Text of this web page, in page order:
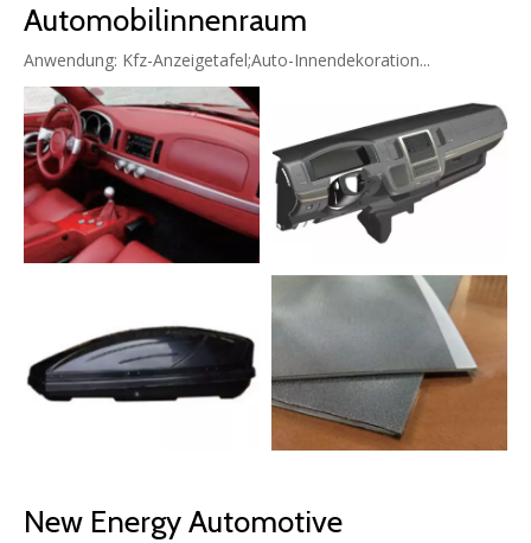
Automobilinnenraum
Anwendung: Kfz-Anzeigetafel;Auto-Innendekoration...
New Energy Automotive